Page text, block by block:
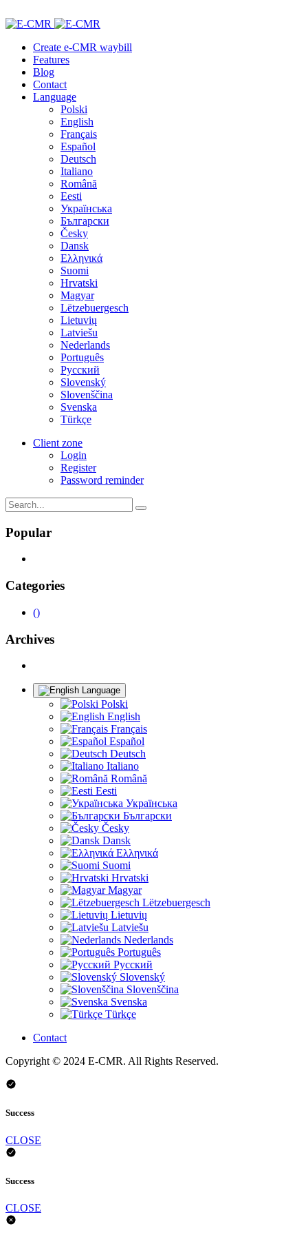
Create e-CMR waybill
Features
Blog
Contact
Language
Polski
English
Français
Español
Deutsch
Italiano
Română
Eesti
Українська
Български
Česky
Dansk
Ελληνικά
Suomi
Hrvatski
Magyar
Lëtzebuergesch
Lietuvių
Latviešu
Nederlands
Português
Русский
Slovenský
Slovenščina
Svenska
Türkçe
Client zone
Login
Register
Password reminder
Popular
Categories
()
Archives
Language
Polski
English
Français
Español
Deutsch
Italiano
Română
Eesti
Українська
Български
Česky
Dansk
Ελληνικά
Suomi
Hrvatski
Magyar
Lëtzebuergesch
Lietuvių
Latviešu
Nederlands
Português
Русский
Slovenský
Slovenščina
Svenska
Türkçe
Contact
Copyright © 2024 E-CMR. All Rights Reserved.
Success
CLOSE
Success
CLOSE